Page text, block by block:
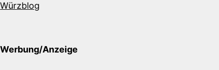
Würzblog
Werbung/Anzeige